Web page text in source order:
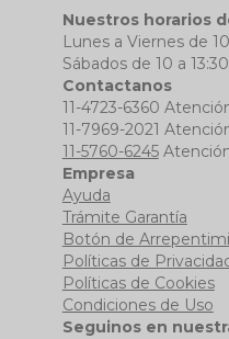
Nuestros horarios
Lunes a Viernes de
Sábados de 10 a
Contactanos
11-4723-6360
11-7969-2021
11-5760-6245
Empresa
Ayuda
Trámite Garantía
Botón de
Políticas de
Políticas de Cookies
Condiciones de Uso
Seguinos en